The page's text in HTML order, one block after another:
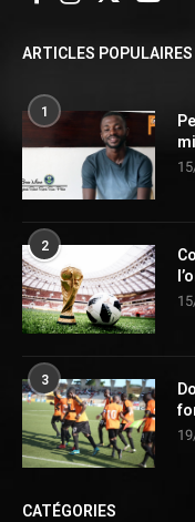
ARTICLES POPULAIRES
1
2
3
CATÉGORIES